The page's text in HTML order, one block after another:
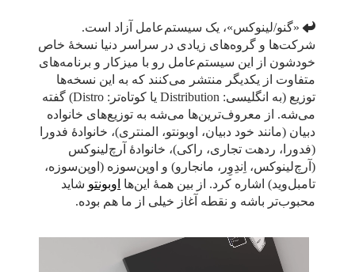
«گنو/لینوکس»، یک سیستم‌عامل آزاد است.
شرکت‌ها و گروه‌های زیادی در سراسر دنیا نسخهٔ خاص
خودشون از این سیستم‌عامل رو با میزکار و برنامه‌های
متفاوت از یکدیگر منتشر می‌کنند که به این نسخه‌ها
توزیع (به انگلیسی: Distribution یا کوتاه‌تر: Distro) گفته
می‌شه. از معروف‌ترین‌ها می‌شه به توزیع‌های خانواده
دبیان (مانند خود دبیان، اوبونتو، المنتری)، خانوادهٔ فدورا
(فدورا، ردهت تجاری، راکی)، خانوادهٔ آرچ‌لینوکس
(آرچ‌لینوکس، اِندِوِر، مانجارو) و اوپن‌سوزه (اوپن‌سوزه،
تامبل‌وید) اشاره کرد. از بین همهٔ این‌ها اوبونتو شاید
محبوب‌تر باشه و نقطه آغاز خیلی از ما هم بوده.